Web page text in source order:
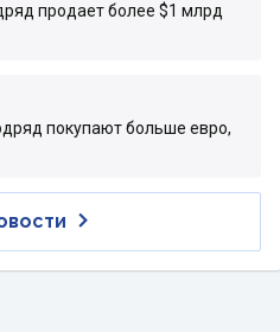
продает более $1 млрд
покупают больше евро,